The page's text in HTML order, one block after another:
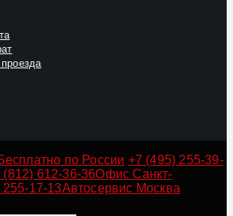
по России +7 (495) 255-39-
(812) 612-36-36Офис Санкт-
255-17-13Автосервис Москва